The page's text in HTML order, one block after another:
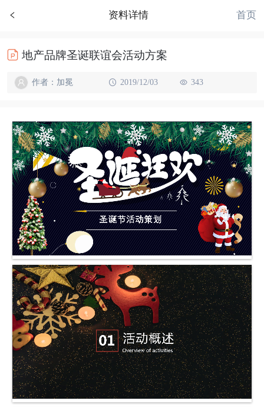
资料详情 首页
地产品牌圣诞联谊会活动方案
作者：加冕 2019/12/03 343